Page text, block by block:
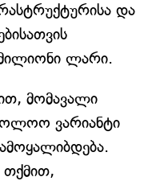
და
ლარი.
მომავალი
ვარიანტი
თქმით,